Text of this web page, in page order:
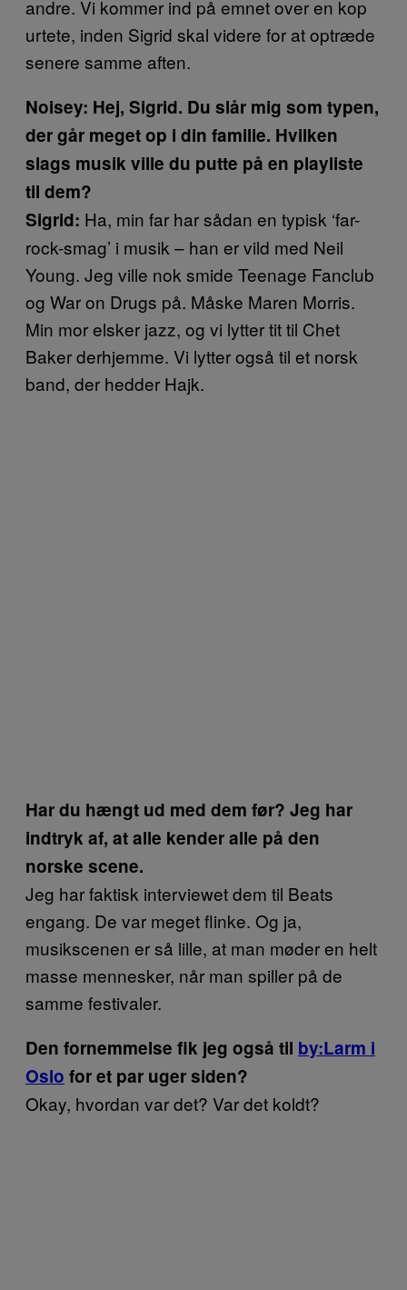
andre. Vi kommer ind på emnet over en kop
urtete, inden Sigrid skal videre for at optræde
senere samme aften.
Noisey: Hej, Sigrid. Du slår mig som typen,
der går meget op i din familie. Hvilken
slags musik ville du putte på en playliste
til dem?
Sigrid: Ha, min far har sådan en typisk ‘far-
rock-smag’ i musik – han er vild med Neil
Young. Jeg ville nok smide Teenage Fanclub
og War on Drugs på. Måske Maren Morris.
Min mor elsker jazz, og vi lytter tit til Chet
Baker derhjemme. Vi lytter også til et norsk
band, der hedder Hajk.
Har du hængt ud med dem før? Jeg har
indtryk af, at alle kender alle på den
norske scene.
Jeg har faktisk interviewet dem til Beats
engang. De var meget flinke. Og ja,
musikscenen er så lille, at man møder en helt
masse mennesker, når man spiller på de
samme festivaler.
Den fornemmelse fik jeg også til by:Larm i
Oslo for et par uger siden?
Okay, hvordan var det? Var det koldt?